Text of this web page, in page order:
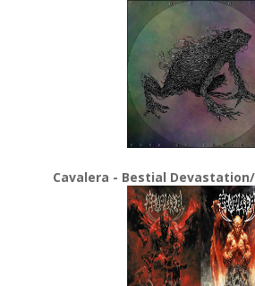
Cavalera - Bestial